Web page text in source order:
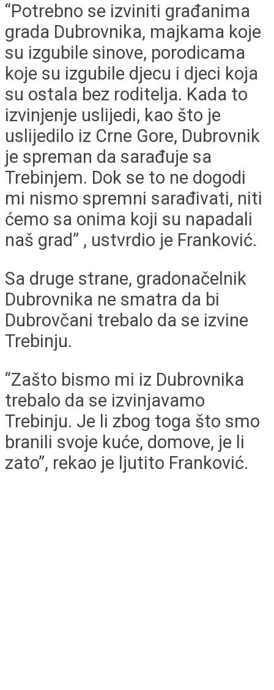
“Potrebno se izviniti građanima
grada Dubrovnika, majkama koje
su izgubile sinove, porodicama
koje su izgubile djecu i djeci koja
su ostala bez roditelja. Kada to
izvinjenje uslijedi, kao što je
uslijedilo iz Crne Gore, Dubrovnik
je spreman da sarađuje sa
Trebinjem. Dok se to ne dogodi
mi nismo spremni sarađivati, niti
ćemo sa onima koji su napadali
naš grad” , ustvrdio je Franković.
Sa druge strane, gradonačelnik
Dubrovnika ne smatra da bi
Dubrovčani trebalo da se izvine
Trebinju.
“Zašto bismo mi iz Dubrovnika
trebalo da se izvinjavamo
Trebinju. Je li zbog toga što smo
branili svoje kuće, domove, je li
zato”, rekao je ljutito Franković.